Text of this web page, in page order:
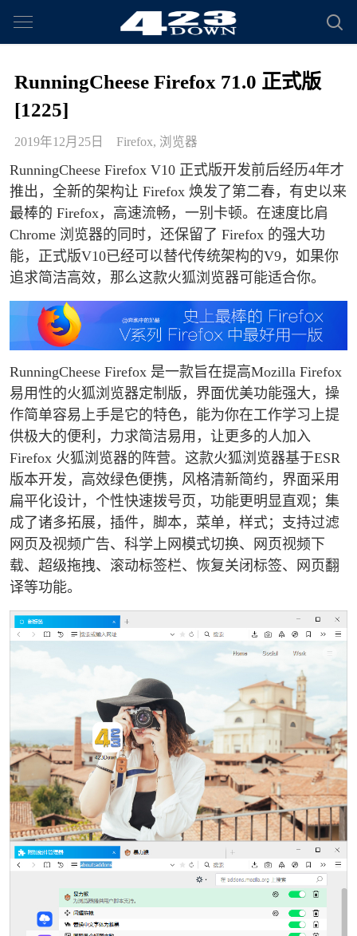
RunningCheese Firefox 71.0 正式版
[1225]
2019年12月25日 Firefox, 浏览器
RunningCheese Firefox V10 正式版开发前后经历4年才
推出，全新的架构让 Firefox 焕发了第二春，有史以来
最棒的 Firefox，高速流畅，一别卡顿。在速度比肩
Chrome 浏览器的同时，还保留了 Firefox 的强大功
能，正式版V10已经可以替代传统架构的V9，如果你
追求简洁高效，那么这款火狐浏览器可能适合你。
RunningCheese Firefox 是一款旨在提高Mozilla Firefox
易用性的火狐浏览器定制版，界面优美功能强大，操
作简单容易上手是它的特色，能为你在工作学习上提
供极大的便利，力求简洁易用，让更多的人加入
Firefox 火狐浏览器的阵营。这款火狐浏览器基于ESR
版本开发，高效绿色便携，风格清新简约，界面采用
扁平化设计，个性快速拨号页，功能更明显直观；集
成了诸多拓展，插件，脚本，菜单，样式；支持过滤
网页及视频广告、科学上网模式切换、网页视频下
载、超级拖拽、滚动标签栏、恢复关闭标签、网页翻
译等功能。